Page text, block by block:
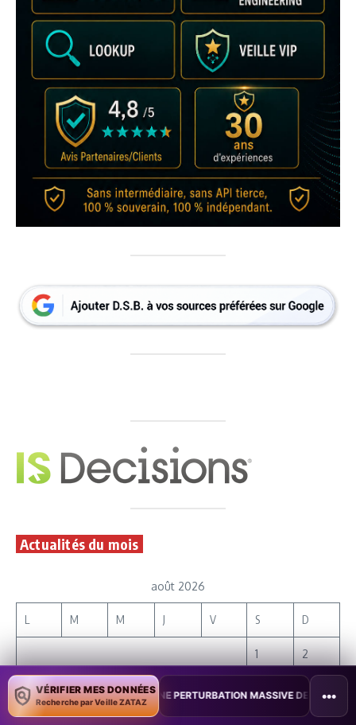
Actualités du mois
août 2026
L M M J V S D
1 2
3 4 5
10 11 12 13 14 15 16
VÉRIFIER MES DONNÉES
Recherche par Veille ZATAZ
PERTURBATION MASSIVE DE L’INTERNET MOBILE • L’IA •••